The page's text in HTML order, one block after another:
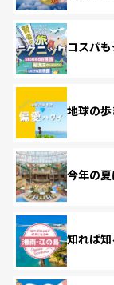
コスパ
地球の
今年の夏
知れば